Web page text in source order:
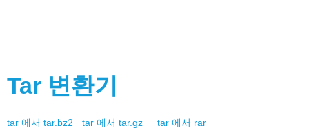
Tar 변환기
tar 에서 tar.bz2 tar 에서 tar.gz tar 에서 rar